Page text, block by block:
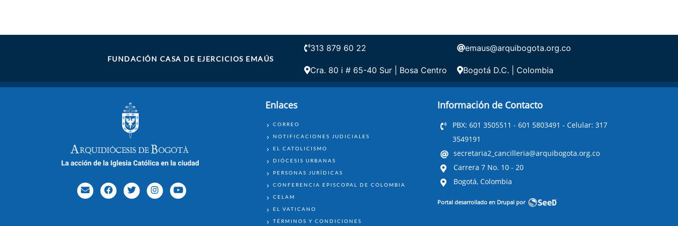
FUNDACIÓN CASA DE EJERCICIOS EMAÚS
313 879 60 22 emaus@arquibogota.org.co
Cra. 80 i # 65-40 Sur | Bosa Centro Bogotá D.C. | Colombia
Enlaces
ENLACES
CORREO
NOTIFICACIONES JUDICIALES
EL CATOLICISMO
DIÓCESIS URBANAS
PERSONAS JURÍDICAS
CONFERENCIA EPISCOPAL DE COLOMBIA
CELAM
EL VATICANO
TÉRMINOS Y CONDICIONES
Información de Contacto
PBX: 601 3505511 - 601 5803491 - Celular: 317
3549191
secretaria2_cancilleria@arquibogota.org.co
Carrera 7 No. 10 - 20
Bogotá, Colombia
Portal desarrollado en Drupal por